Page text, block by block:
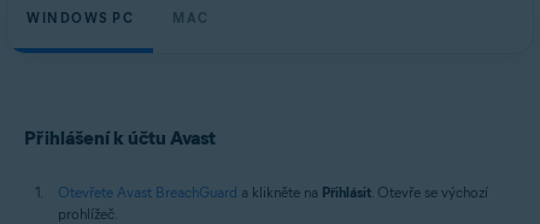
Apple macOS 11.x (Big Sur)
WINDOWS PC MAC
Přihlášení k účtu Avast
Otevřete Avast BreachGuard a klikněte na Přihlásit. Otevře se výchozí
prohlížeč.